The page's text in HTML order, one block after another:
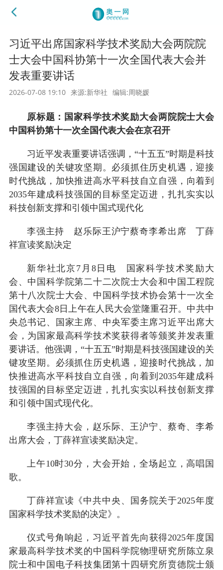
习近平出席国家科学技术奖励大会两院院
士大会中国科协第十一次全国代表大会并
发表重要讲话
2026-07-08 19:10 来源:新华社 编辑:周晓媛
原标题：国家科学技术奖励大会两院院士大会
中国科协第十一次全国代表大会在京召开
习近平发表重要讲话强调，“十五五”时期是科技
强国建设的关键攻坚期。必须抓住历史机遇，迎接
时代挑战，加快推进高水平科技自立自强，向着到
2035年建成科技强国的目标坚定迈进，扎扎实实以
科技创新支撑和引领中国式现代化
李强主持 赵乐际王沪宁蔡奇李希出席 丁薛
祥宣读奖励决定
新华社北京7月8日电 国家科学技术奖励大
会、中国科学院第二十二次院士大会和中国工程院
第十八次院士大会、中国科学技术协会第十一次全
国代表大会8日上午在人民大会堂隆重召开。中共中
央总书记、国家主席、中央军委主席习近平出席大
会，为国家最高科学技术奖获得者等颁奖并发表重
要讲话。他强调，“十五五”时期是科技强国建设的关
键攻坚期。必须抓住历史机遇，迎接时代挑战，加
快推进高水平科技自立自强，向着到2035年建成科
技强国的目标坚定迈进，扎扎实实以科技创新支撑
和引领中国式现代化。
李强主持大会，赵乐际、王沪宁、蔡奇、李希
出席大会，丁薛祥宣读奖励决定。
上午10时30分，大会开始，全场起立，高唱国
歌。
丁薛祥宣读《中共中央、国务院关于2025年度
国家科学技术奖励的决定》。
仪式号角响起，习近平首先向获得2025年度国
家最高科学技术奖的中国科学院物理研究所陈立泉
院士和中国电子科技集团第十四研究所贲德院士颁